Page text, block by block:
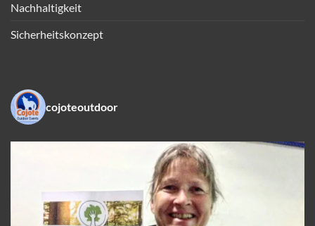
Nachhaltigkeit
Sicherheitskonzept
cojoteoutdoor